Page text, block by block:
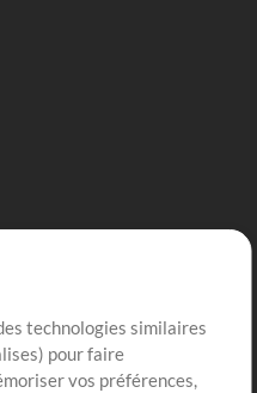
technologies similaires
pour faire
vos préférences,